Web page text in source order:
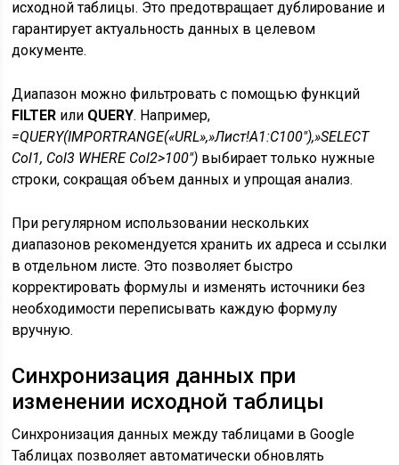
исходной таблицы. Это предотвращает дублирование и
гарантирует актуальность данных в целевом
документе.
Диапазон можно фильтровать с помощью функций
FILTER или QUERY. Например,
=QUERY(IMPORTRANGE(«URL»,»Лист!A1:C100″),»SELECT
Col1, Col3 WHERE Col2>100″) выбирает только нужные
строки, сокращая объем данных и упрощая анализ.
При регулярном использовании нескольких
диапазонов рекомендуется хранить их адреса и ссылки
в отдельном листе. Это позволяет быстро
корректировать формулы и изменять источники без
необходимости переписывать каждую формулу
вручную.
Синхронизация данных при
изменении исходной таблицы
Синхронизация данных между таблицами в Google
Таблицах позволяет автоматически обновлять